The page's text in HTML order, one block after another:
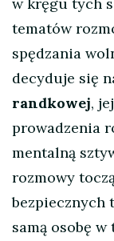
tematów
spędzania
decyduje się
randkowej,
prowadzenia
mentalną
rozmowy
bezpiecznych
samą osobę